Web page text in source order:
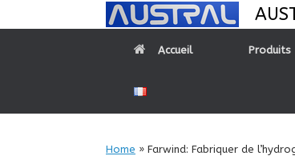
Accueil Produits
Home » Farwind: Fabriquer de